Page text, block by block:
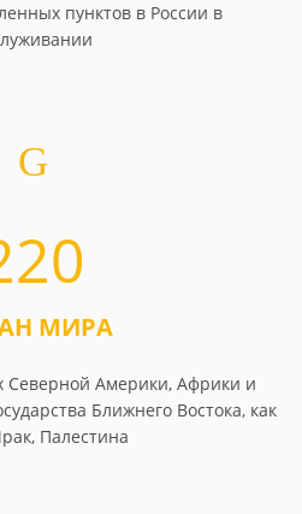
пунктов в России в
МИРА
Северной Америки, Африки и
Ближнего Востока, как
Палестина